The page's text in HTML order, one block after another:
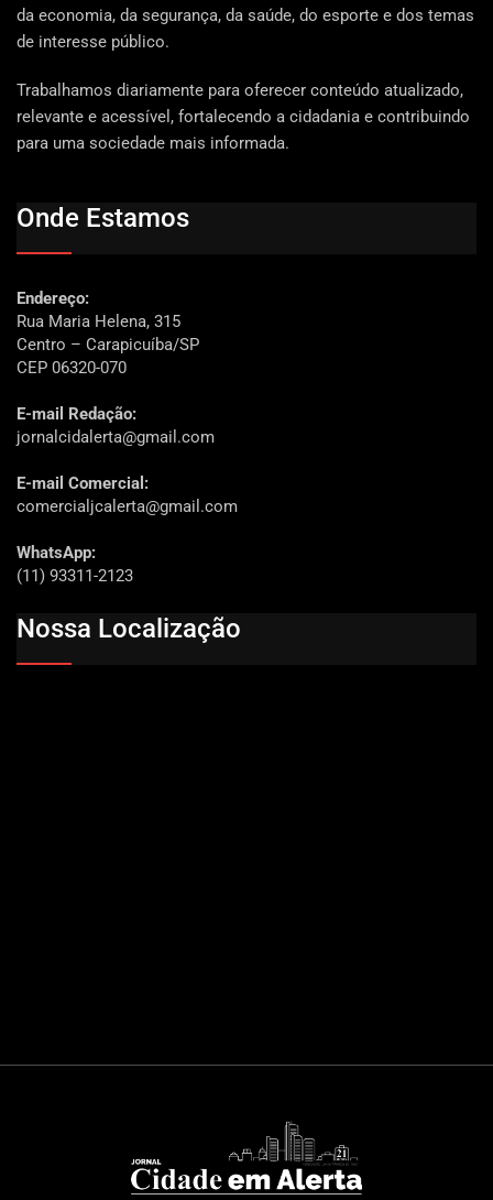
da economia, da segurança, da saúde, do esporte e dos temas
de interesse público.
Trabalhamos diariamente para oferecer conteúdo atualizado,
relevante e acessível, fortalecendo a cidadania e contribuindo
para uma sociedade mais informada.
Onde Estamos
Endereço:
Rua Maria Helena, 315
Centro – Carapicuíba/SP
CEP 06320-070
E-mail Redação:
jornalcidalerta@gmail.com
E-mail Comercial:
comercialjcalerta@gmail.com
WhatsApp:
(11) 93311-2123
Nossa Localização